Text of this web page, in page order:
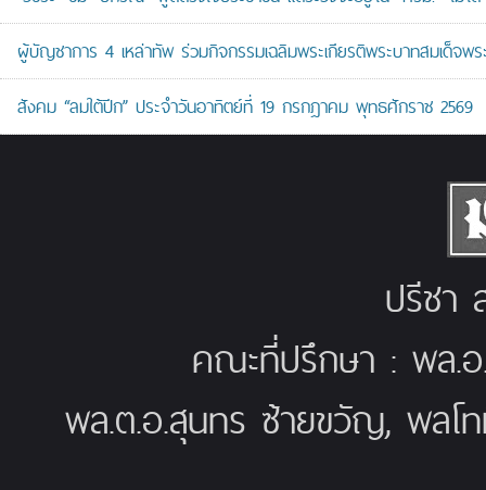
ผู้บัญชาการ 4 เหล่าทัพ ร่วมกิจกรรมเฉลิมพระเกียรติพระบาทสมเด็จพร
สังคม “ลมใต้ปีก” ประจำวันอาทิตย์ที่ 19 กรกฎาคม พุทธศักราช 2569
ปรีชา
คณะที่ปรึกษา : พล.
พล.ต.อ.สุนทร ซ้ายขวัญ, พล